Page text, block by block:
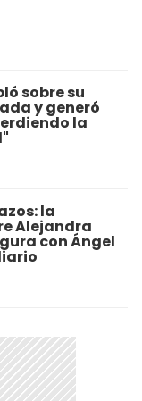
sobre su
y generó
la
la
Alejandra
con Ángel